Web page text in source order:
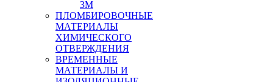
3М
ПЛОМБИРОВОЧНЫЕ
МАТЕРИАЛЫ
ХИМИЧЕСКОГО
ОТВЕРЖДЕНИЯ
ВРЕМЕННЫЕ
МАТЕРИАЛЫ И